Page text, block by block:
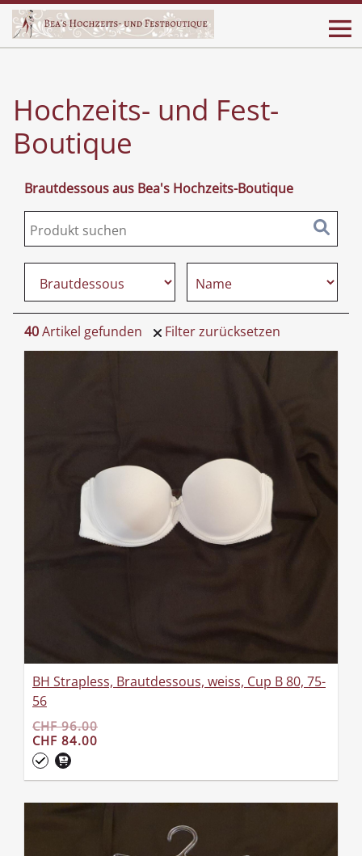
Hochzeits- und Fest-
Boutique
Brautdessous aus Bea's Hochzeits-Boutique
40Artikel gefunden Filter zurücksetzen
BH Strapless, Brautdessous, weiss, Cup B 80, 75-
56
CHF 96.00
CHF 84.00